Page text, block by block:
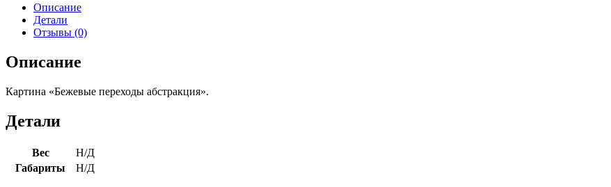
Описание
Детали
Отзывы (0)
Описание
Картина «Бежевые переходы абстракция».
Детали
Вес
Н/Д
Габариты
Н/Д